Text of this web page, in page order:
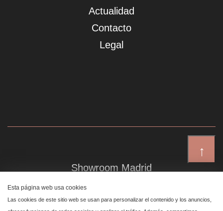
↑
Actualidad
Contacto
Legal
Showroom Madrid
Plaza de Canalejas 6, 4 izq
Centro, 28014 Madrid
Esta página web usa cookies
Las cookies de este sitio web se usan para personalizar el contenido y los anuncios,